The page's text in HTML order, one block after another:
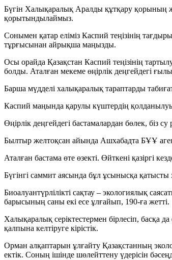
Бүгін Халықаралық Аралды құтқару қорының
қорытындылаймыз.
Сонымен қатар еліміз Каспий теңізінің
тұрғысынан айрықша маңызды.
Осы орайда Қазақстан Каспий теңізінің
болды. Аталған мекеме өңірлік деңгейдегі
Барша мүдделі халықаралық тараптарды
Каспий маңында қарулы күштердің
Өңірлік деңгейдегі бастамалардан бөлек, біз
Былтыр желтоқсан айында Ашхабадта БҰҰ
Аталған бастама өте өзекті. Өйткені қазіргі
Бүгінгі саммит аясында бұл ұсынысқа
Биоалуантүрлілікті сақтау – экологиялық
барысының саны екі есе ұлғайып, 190-ға жетті.
Халықаралық серіктестермен бірлесіп,
қалпына келтіруге кірістік.
Орман алқаптарын ұлғайту Қазақстанның
ектік. Соның ішінде шөлейттену үдерісін